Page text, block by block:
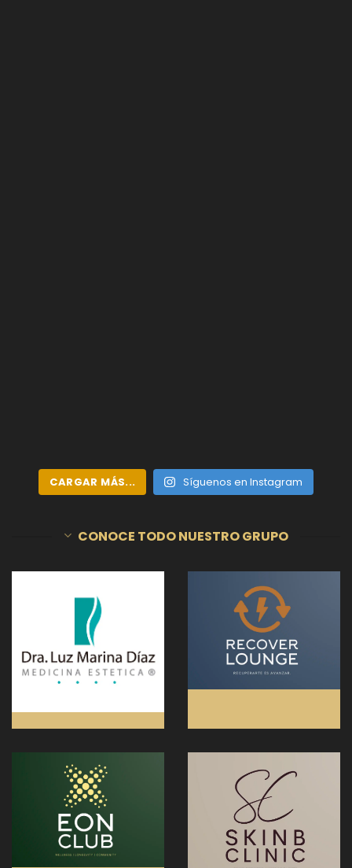
CARGAR MÁS... Síguenos en Instagram
CONOCE TODO NUESTRO GRUPO